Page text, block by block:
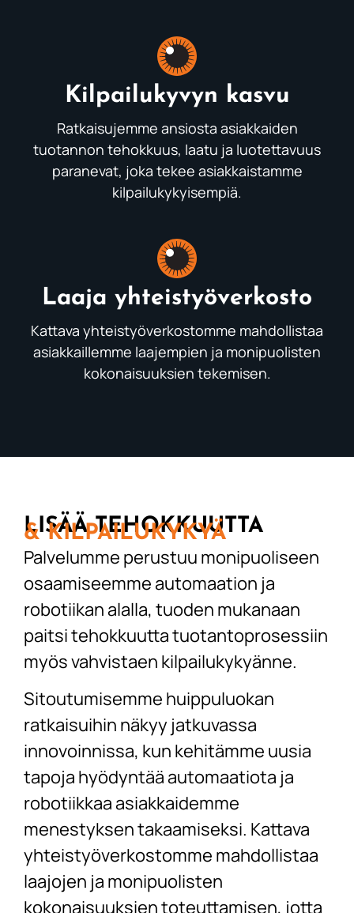
Kilpailukyvyn kasvu
Ratkaisujemme ansiosta asiakkaiden
tuotannon tehokkuus, laatu ja luotettavuus
paranevat, joka tekee asiakkaistamme
kilpailukykyisempiä.
Laaja yhteistyöverkosto
Kattava yhteistyöverkostomme mahdollistaa
asiakkaillemme laajempien ja monipuolisten
kokonaisuuksien tekemisen.
LISÄÄ TEHOKKUUTTA
& KILPAILUKYKYÄ
Palvelumme perustuu monipuoliseen
osaamiseemme automaation ja
robotiikan alalla, tuoden mukanaan
paitsi tehokkuutta tuotantoprosessiin
myös vahvistaen kilpailukykyänne.
Sitoutumisemme huippuluokan
ratkaisuihin näkyy jatkuvassa
innovoinnissa, kun kehitämme uusia
tapoja hyödyntää automaatiota ja
robotiikkaa asiakkaidemme
menestyksen takaamiseksi. Kattava
yhteistyöverkostomme mahdollistaa
laajojen ja monipuolisten
kokonaisuuksien toteuttamisen, jotta